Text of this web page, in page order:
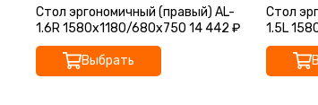
Стол эргономичный (правый) AL-
1.6R 1580х1180/680х750 14 442 ₽
Выбрать
Стол
1.5L